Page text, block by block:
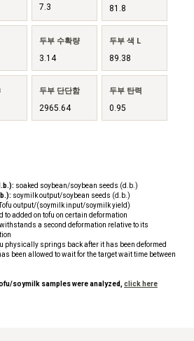
7.3 81.8
두부 수확량
3.14
두부 색 L
89.38
두부 단단함
2965.64
두부 탄력
0.95
soaked soybean/soybean seeds (d.b.)
soymilk output/soybean seeds (d.b.)
output/(soymilk input/soymilk yield)
to added on tofu on certain deformation
a second deformation relative to its
physically springs back after it has been deformed
been allowed to wait for the target wait time between
soymilk samples were analyzed, click here